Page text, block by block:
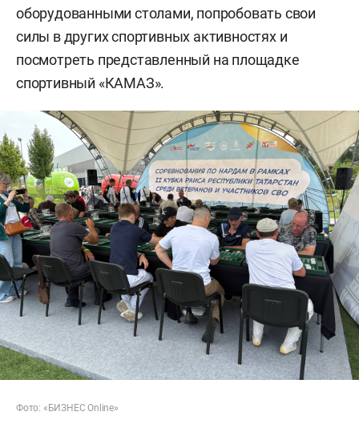
оборудованными столами, попробовать свои
силы в других спортивных активностях и
посмотреть представленный на площадке
спортивный «КАМАЗ».
Фото: «БИЗНЕС Online»